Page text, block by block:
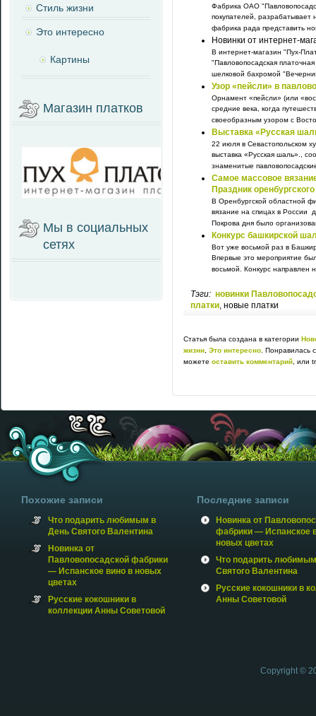
Фабрика ОАО
покупателей, разрабатывает
фабрика рада представить
Новинки от интернет-
В интернет-магазин "Пух-
"Павловопосадская
шелковой бахромой
Узор «пейсли» в
Орнамент «пейсли» (или
средние века, когда
своеобразным узором с
Выставка «Русская
22 июля в Севастопольском
выставка «Русская шаль».,
знаменитые
Самое массовое
Праздник
В Оренбургской областной
вязание на спицах в России
Покрова дня было
Конкурс башкирской
Вот уже восьмой раз в
Впервые это мероприятие
восьмой. Конкурс направлен
Тэги: новинки
платки, новые платки
Статья была создана в категории
жизни Это интересно . Понравилась
можете оставить комментарий , или
Стиль жизни
Это интересно
Картины
Магазин платков
Мы в социальных
сетях
Похожие записи
Что подарить любимым в
День Святого Валентина
Новинка от
Павловопосадской фабрики
— Испанское вино в новых
цветах
Русские кокошники в
коллекции Анны Советовой
Последние записи
Новинка от
фабрики — Испанское
новых цветах
Что подарить
Святого Валентина
Русские кокошники в
Анны Советовой
Copyright ©